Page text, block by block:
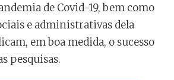
de Covid-19, bem como
e administrativas dela
em boa medida, o sucesso
pesquisas.